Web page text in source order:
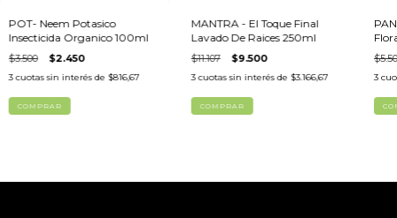
POT- Neem Potasico
Insecticida Organico 100ml
$3.500 $2.450
3 cuotas sin interés de $816,67
MANTRA - El Toque Final
Lavado De Raices 250ml
$11.107 $9.500
3 cuotas sin interés de $3.166,67 3